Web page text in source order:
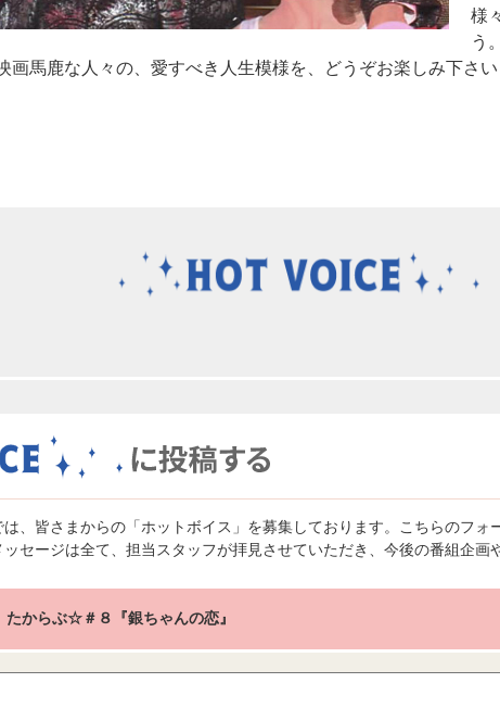
様
う
馬鹿な人々の、愛すべき人生模様を、どうぞお楽しみ下さい
、皆さまからの「ホットボイス」を募集しております。こちらのフ
セージは全て、担当スタッフが拝見させていただき、今後の番組企画
たからぶ☆＃８『銀ちゃんの恋』